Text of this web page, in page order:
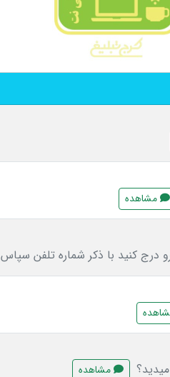
مشاهده
درج کنید با ذکر شماره تلفن سپاس
مشاهده